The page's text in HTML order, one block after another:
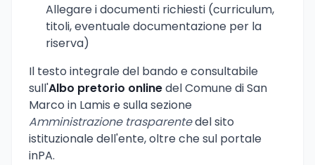
Allegare i documenti richiesti (curriculum,
titoli, eventuale documentazione per la
riserva)
Il testo integrale del bando e consultabile
sull'Albo pretorio onlinedel Comune di San
Marco in Lamis e sulla sezione
Amministrazione trasparentedel sito
istituzionale dell'ente, oltre che sul portale
inPA.